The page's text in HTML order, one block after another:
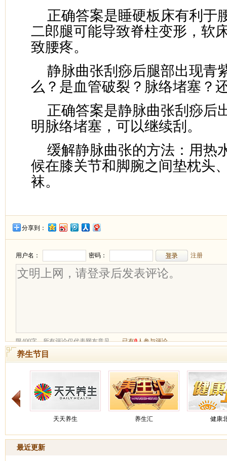
正确答案是睡硬板床有利于
二郎腿可能导致脊柱变形，软
致腰疼。
静脉曲张刮痧后腿部出现青
么？是血管破裂？脉络堵塞？
正确答案是静脉曲张刮痧后
明脉络堵塞，可以继续刮。
缓解静脉曲张的方法：用热
候在膝关节和脚腕之间垫枕头
袜。
分享到：
养生节目
天天养生 养生汇 健康
最近更新